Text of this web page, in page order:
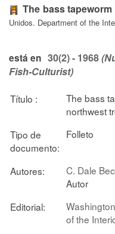
The bass tapeworm
Unidos. Department of the
está en 30(2) - 1968
Fish-Culturist)
Título :
The bass
northwest
Tipo de
documento:
Folleto
Autores: C. Dale
Autor
Editorial:
of the